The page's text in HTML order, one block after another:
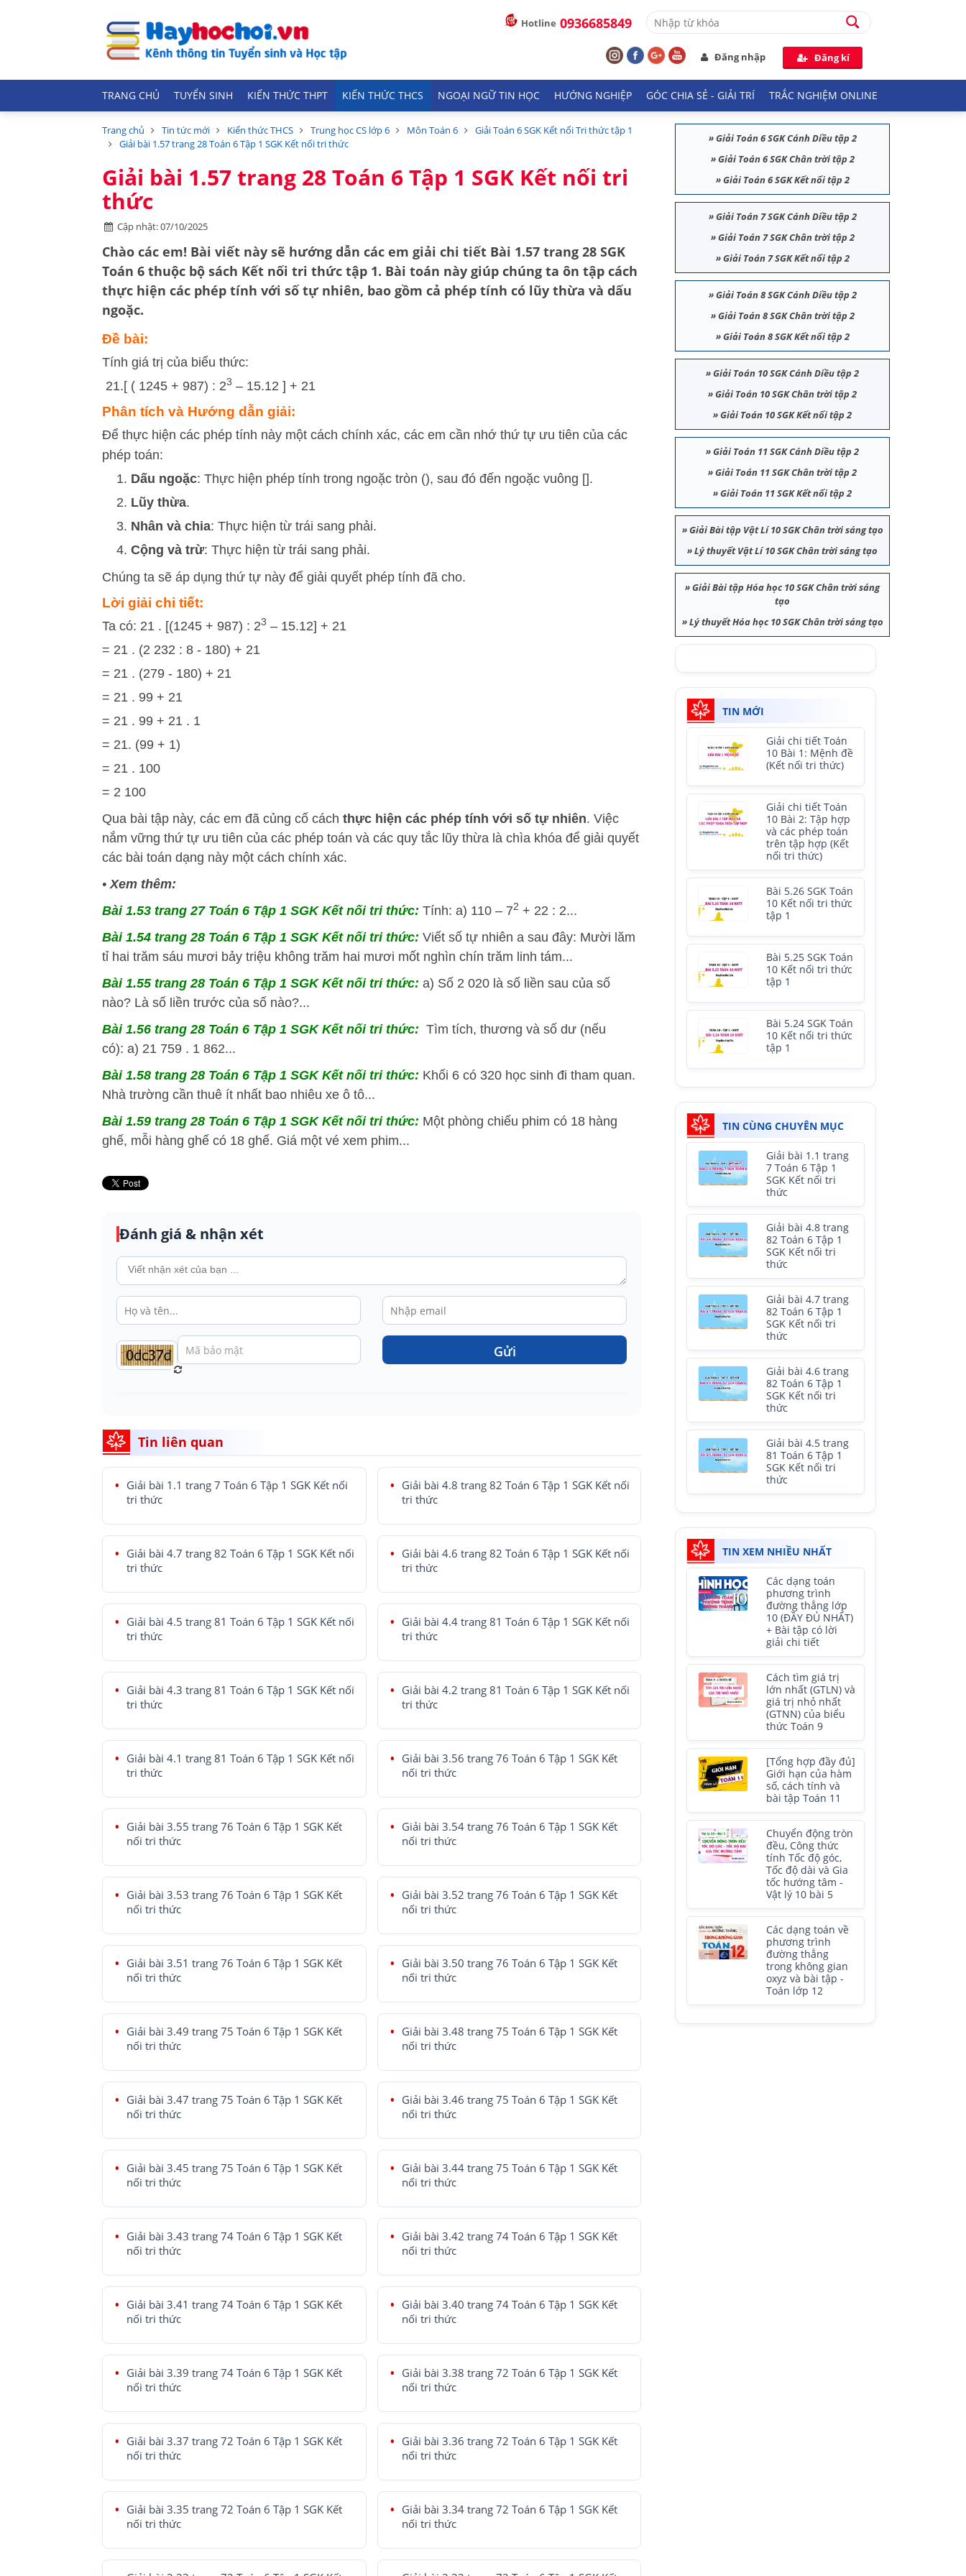
Hotline 0936685849
Đăng nhập Đăng kí
TRANG CHỦ TUYỂN SINH KIẾN THỨC THPT KIẾN THỨC THCS NGOẠI NGỮ TIN HỌC HƯỚNG NGHIỆP GÓC CHIA SẺ - GIẢI TRÍ TRẮC NGHIỆM ONLINE
Trang chủ Tin tức mới Kiến thức THCS Trung học CS lớp 6 Môn Toán 6
Giải Toán 6 SGK Kết nối Tri thức tập 1
Giải bài 1.57 trang 28 Toán 6 Tập 1 SGK Kết nối tri thức
Giải bài 1.57 trang 28 Toán 6 Tập 1 SGK Kết nối tri
thức
Cập nhật: 07/10/2025
Chào các em! Bài viết này sẽ hướng dẫn các em giải chi tiết Bài 1.57 trang 28 SGK
Toán 6 thuộc bộ sách Kết nối tri thức tập 1. Bài toán này giúp chúng ta ôn tập cách
thực hiện các phép tính với số tự nhiên, bao gồm cả phép tính có lũy thừa và dấu
ngoặc.
Đề bài:
Tính giá trị của biểu thức:
21.[ ( 1245 + 987) : 23 – 15.12 ] + 21
Phân tích và Hướng dẫn giải:
Để thực hiện các phép tính này một cách chính xác, các em cần nhớ thứ tự ưu tiên của các
phép toán:
Dấu ngoặc: Thực hiện phép tính trong ngoặc tròn (), sau đó đến ngoặc vuông [].
Lũy thừa.
Nhân và chia: Thực hiện từ trái sang phải.
Cộng và trừ: Thực hiện từ trái sang phải.
Chúng ta sẽ áp dụng thứ tự này để giải quyết phép tính đã cho.
Lời giải chi tiết:
Ta có: 21 . [(1245 + 987) : 23 – 15.12] + 21
= 21 . (2 232 : 8 - 180) + 21
= 21 . (279 - 180) + 21
= 21 . 99 + 21
= 21 . 99 + 21 . 1
= 21. (99 + 1)
= 21 . 100
= 2 100
Qua bài tập này, các em đã củng cố cách thực hiện các phép tính với số tự nhiên. Việc
nắm vững thứ tự ưu tiên của các phép toán và các quy tắc lũy thừa là chìa khóa để giải quyết
các bài toán dạng này một cách chính xác.
•Xem thêm:
Bài 1.53 trang 27 Toán 6 Tập 1 SGK Kết nối tri thức: Tính: a) 110 – 72 + 22 : 2...
Bài 1.54 trang 28 Toán 6 Tập 1 SGK Kết nối tri thức: Viết số tự nhiên a sau đây: Mười lăm
tỉ hai trăm sáu mươi bảy triệu không trăm hai mươi mốt nghìn chín trăm linh tám...
Bài 1.55 trang 28 Toán 6 Tập 1 SGK Kết nối tri thức: a) Số 2 020 là số liền sau của số
nào? Là số liền trước của số nào?...
Bài 1.56 trang 28 Toán 6 Tập 1 SGK Kết nối tri thức: Tìm tích, thương và số dư (nếu
có): a) 21 759 . 1 862...
Bài 1.58 trang 28 Toán 6 Tập 1 SGK Kết nối tri thức: Khối 6 có 320 học sinh đi tham quan.
Nhà trường cần thuê ít nhất bao nhiêu xe ô tô...
Bài 1.59 trang 28 Toán 6 Tập 1 SGK Kết nối tri thức: Một phòng chiếu phim có 18 hàng
ghế, mỗi hàng ghế có 18 ghế. Giá một vé xem phim...
Đánh giá & nhận xét
Gửi
Tin liên quan
Giải bài 1.1 trang 7 Toán 6 Tập 1 SGK Kết nối
tri thức
Giải bài 4.8 trang 82 Toán 6 Tập 1 SGK Kết nối
tri thức
Giải bài 4.7 trang 82 Toán 6 Tập 1 SGK Kết nối
tri thức
Giải bài 4.6 trang 82 Toán 6 Tập 1 SGK Kết nối
tri thức
Giải bài 4.5 trang 81 Toán 6 Tập 1 SGK Kết nối
tri thức
Giải bài 4.4 trang 81 Toán 6 Tập 1 SGK Kết nối
tri thức
Giải bài 4.3 trang 81 Toán 6 Tập 1 SGK Kết nối
tri thức
Giải bài 4.2 trang 81 Toán 6 Tập 1 SGK Kết nối
tri thức
Giải bài 4.1 trang 81 Toán 6 Tập 1 SGK Kết nối
tri thức
Giải bài 3.56 trang 76 Toán 6 Tập 1 SGK Kết
nối tri thức
Giải bài 3.55 trang 76 Toán 6 Tập 1 SGK Kết
nối tri thức
Giải bài 3.54 trang 76 Toán 6 Tập 1 SGK Kết
nối tri thức
Giải bài 3.53 trang 76 Toán 6 Tập 1 SGK Kết
nối tri thức
Giải bài 3.52 trang 76 Toán 6 Tập 1 SGK Kết
nối tri thức
Giải bài 3.51 trang 76 Toán 6 Tập 1 SGK Kết
nối tri thức
Giải bài 3.50 trang 76 Toán 6 Tập 1 SGK Kết
nối tri thức
Giải bài 3.49 trang 75 Toán 6 Tập 1 SGK Kết
nối tri thức
Giải bài 3.48 trang 75 Toán 6 Tập 1 SGK Kết
nối tri thức
Giải bài 3.47 trang 75 Toán 6 Tập 1 SGK Kết
nối tri thức
Giải bài 3.46 trang 75 Toán 6 Tập 1 SGK Kết
nối tri thức
Giải bài 3.45 trang 75 Toán 6 Tập 1 SGK Kết
nối tri thức
Giải bài 3.44 trang 75 Toán 6 Tập 1 SGK Kết
nối tri thức
Giải bài 3.43 trang 74 Toán 6 Tập 1 SGK Kết
nối tri thức
Giải bài 3.42 trang 74 Toán 6 Tập 1 SGK Kết
nối tri thức
Giải bài 3.41 trang 74 Toán 6 Tập 1 SGK Kết
nối tri thức
Giải bài 3.40 trang 74 Toán 6 Tập 1 SGK Kết
nối tri thức
Giải bài 3.39 trang 74 Toán 6 Tập 1 SGK Kết
nối tri thức
Giải bài 3.38 trang 72 Toán 6 Tập 1 SGK Kết
nối tri thức
Giải bài 3.37 trang 72 Toán 6 Tập 1 SGK Kết
nối tri thức
Giải bài 3.36 trang 72 Toán 6 Tập 1 SGK Kết
nối tri thức
Giải bài 3.35 trang 72 Toán 6 Tập 1 SGK Kết
nối tri thức
Giải bài 3.34 trang 72 Toán 6 Tập 1 SGK Kết
nối tri thức
»Giải Toán 6 SGK Cánh Diều tập 2
»Giải Toán 6 SGK Chân trời tập 2
»Giải Toán 6 SGK Kết nối tập 2
»Giải Toán 7 SGK Cánh Diều tập 2
»Giải Toán 7 SGK Chân trời tập 2
»Giải Toán 7 SGK Kết nối tập 2
»Giải Toán 8 SGK Cánh Diều tập 2
»Giải Toán 8 SGK Chân trời tập 2
»Giải Toán 8 SGK Kết nối tập 2
»Giải Toán 10 SGK Cánh Diều tập 2
»Giải Toán 10 SGK Chân trời tập 2
»Giải Toán 10 SGK Kết nối tập 2
»Giải Toán 11 SGK Cánh Diều tập 2
»Giải Toán 11 SGK Chân trời tập 2
»Giải Toán 11 SGK Kết nối tập 2
»Giải Bài tập Vật Lí 10 SGK Chân trời sáng tạo
»Lý thuyết Vật Lí 10 SGK Chân trời sáng tạo
»Giải Bài tập Hóa học 10 SGK Chân trời sáng
tạo
»Lý thuyết Hóa học 10 SGK Chân trời sáng tạo
TIN MỚI
Giải chi tiết Toán
10 Bài 1: Mệnh đề
(Kết nối tri thức)
Giải chi tiết Toán
10 Bài 2: Tập hợp
và các phép toán
trên tập hợp (Kết
nối tri thức)
Bài 5.26 SGK Toán
10 Kết nối tri thức
tập 1
Bài 5.25 SGK Toán
10 Kết nối tri thức
tập 1
Bài 5.24 SGK Toán
10 Kết nối tri thức
tập 1
TIN CÙNG CHUYÊN MỤC
Giải bài 1.1 trang
7 Toán 6 Tập 1
SGK Kết nối tri
thức
Giải bài 4.8 trang
82 Toán 6 Tập 1
SGK Kết nối tri
thức
Giải bài 4.7 trang
82 Toán 6 Tập 1
SGK Kết nối tri
thức
Giải bài 4.6 trang
82 Toán 6 Tập 1
SGK Kết nối tri
thức
Giải bài 4.5 trang
81 Toán 6 Tập 1
SGK Kết nối tri
thức
TIN XEM NHIỀU NHẤT
Các dạng toán
phương trình
đường thẳng lớp
10 (ĐẦY ĐỦ NHẤT)
+ Bài tập có lời
giải chi tiết
Cách tìm giá trị
lớn nhất (GTLN) và
giá trị nhỏ nhất
(GTNN) của biểu
thức Toán 9
[Tổng hợp đầy đủ]
Giới hạn của hàm
số, cách tính và
bài tập Toán 11
Chuyển động tròn
đều, Công thức
tính Tốc độ góc,
Tốc độ dài và Gia
tốc hướng tâm -
Vật lý 10 bài 5
Các dạng toán về
phương trình
đường thẳng
trong không gian
oxyz và bài tập -
Toán lớp 12